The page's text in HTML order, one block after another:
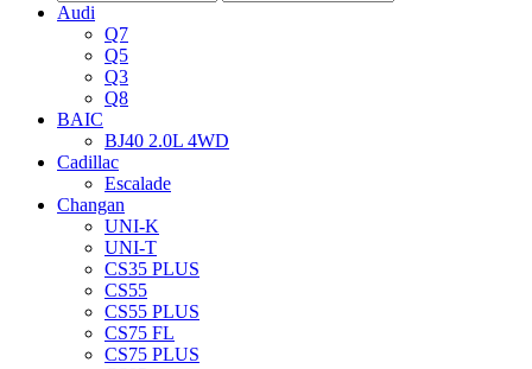
Audi
Q7
Q5
Q3
Q8
BAIC
BJ40 2.0L 4WD
Cadillac
Escalade
Changan
UNI-K
UNI-T
CS35 PLUS
CS55
CS55 PLUS
CS75 FL
CS75 PLUS